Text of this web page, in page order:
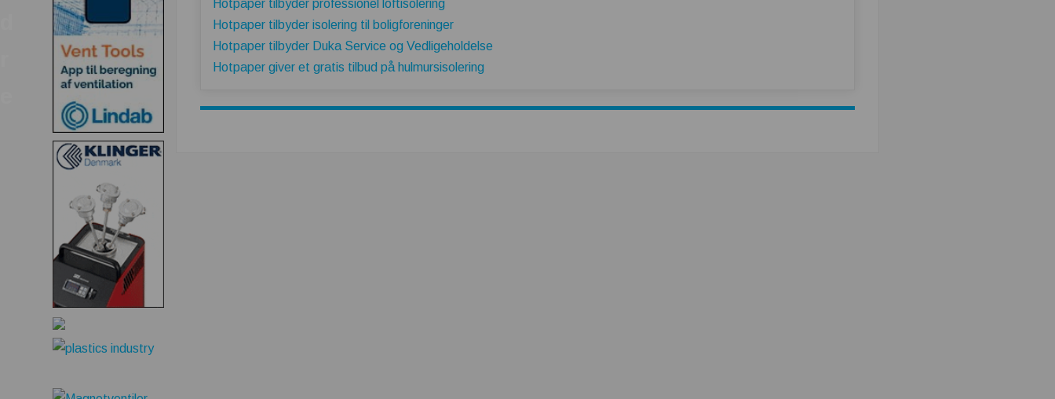
Hotpaper tilbyder professionel loftisolering
Hotpaper tilbyder isolering til boligforeninger
Hotpaper tilbyder Duka Service og Vedligeholdelse
Hotpaper giver et gratis tilbud på hulmursisolering